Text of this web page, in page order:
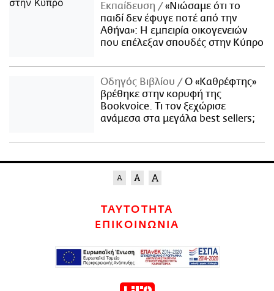
Εκπαίδευση
«Νιώσαμε ότι το
παιδί δεν έφυγε ποτέ από την
Αθήνα»: Η εμπειρία οικογενειών
που επέλεξαν σπουδές στην Κύπρο
Οδηγός Βιβλίου
Ο «Καθρέφτης»
βρέθηκε στην κορυφή της
Bookvoice. Τι τον ξεχώρισε
ανάμεσα στα μεγάλα best sellers;
ΤΑΥΤΟΤΗΤΑ
ΕΠΙΚΟΙΝΩΝΙΑ